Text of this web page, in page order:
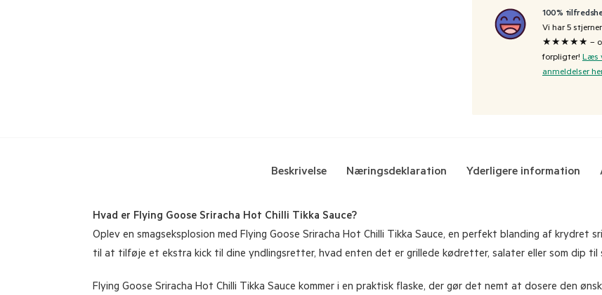
100%
Vi har 5
★★★★★ –
forpligter! Læs
anmeldelser
Beskrivelse Næringsdeklaration Yderligere information
Hvad er Flying Goose Sriracha Hot Chilli Tikka Sauce?
Oplev en smagseksplosion med Flying Goose Sriracha Hot Chilli Tikka Sauce, en perfekt blanding af krydret
til at tilføje et ekstra kick til dine yndlingsretter, hvad enten det er grillede kødretter, salater eller som dip til
Flying Goose Sriracha Hot Chilli Tikka Sauce kommer i en praktisk flaske, der gør det nemt at dosere den